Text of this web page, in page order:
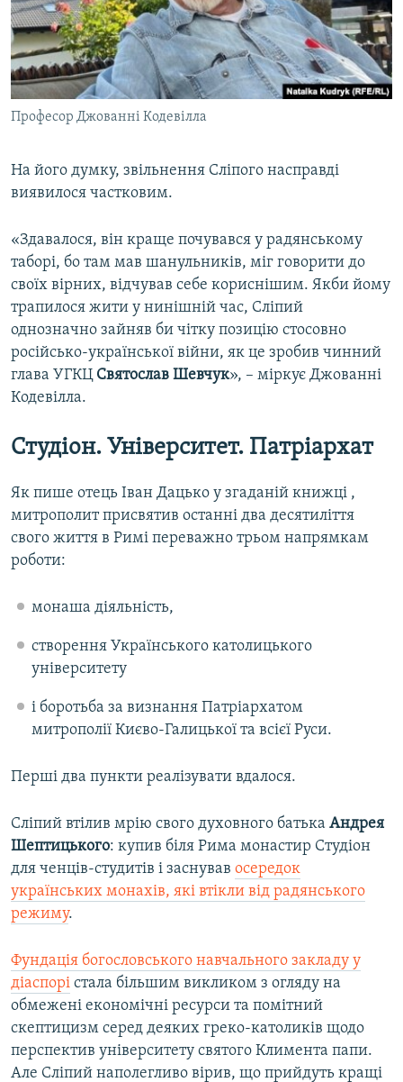
Професор Джованні Кодевілла
На його думку, звільнення Сліпого насправді
виявилося частковим.
«Здавалося, він краще почувався у радянському
таборі, бо там мав шанульників, міг говорити до
своїх вірних, відчував себе кориснішим. Якби йому
трапилося жити у нинішній час, Сліпий
однозначно зайняв би чітку позицію стосовно
російсько-української війни, як це зробив чинний
глава УГКЦ Святослав Шевчук», – міркує Джованні
Кодевілла.
Студіон. Університет. Патріархат
Як пише отець Іван Дацько у згаданій книжці ,
митрополит присвятив останні два десятиліття
свого життя в Римі переважно трьом напрямкам
роботи:
монаша діяльність,
створення Українського католицького
університету
і боротьба за визнання Патріархатом
митрополії Києво-Галицької та всієї Руси.
Перші два пункти реалізувати вдалося.
Сліпий втілив мрію свого духовного батька Андрея
Шептицького: купив біля Рима монастир Студіон
для ченців-студитів і заснував осередок
українських монахів, які втікли від радянського
режиму.
Фундація богословського навчального закладу у
діаспорі стала більшим викликом з огляду на
обмежені економічні ресурси та помітний
скептицизм серед деяких греко-католиків щодо
перспектив університету святого Климента папи.
Але Сліпий наполегливо вірив, що прийдуть кращі